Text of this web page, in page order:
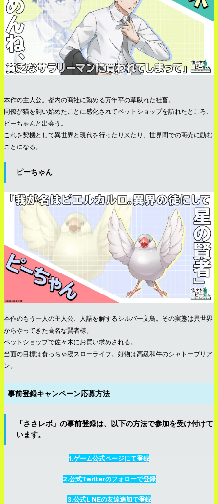
本作の主人公。都内の商社に勤める万年平の草臥れた社畜。
同僚が猫を飼い始めたことに感化されてペットショップを訪れたところ、
ピーちゃんと出会う。
これを契機として異世界と現代を行ったり来たり、世界間での商売に励む
ことになる。
ピーちゃん
本作のもう一人の主人公、人語を解するシルバー文鳥。その実態は異世界
からやってきた高名な賢者様。
ペットショップで佐々木にお買い求めされる。
当面の目標は食っちゃ寝スローライフ。好物は高級和牛のシャトーブリア
ン。
事前登録キャンペーン応募方法
「ささレボ」の事前登録は、以下の方法で参加を受け付けて
います。
1.ゲーム公式ページにて登録
2.公式Twitterのフォローで登録
3.公式LINEの友達追加で登録